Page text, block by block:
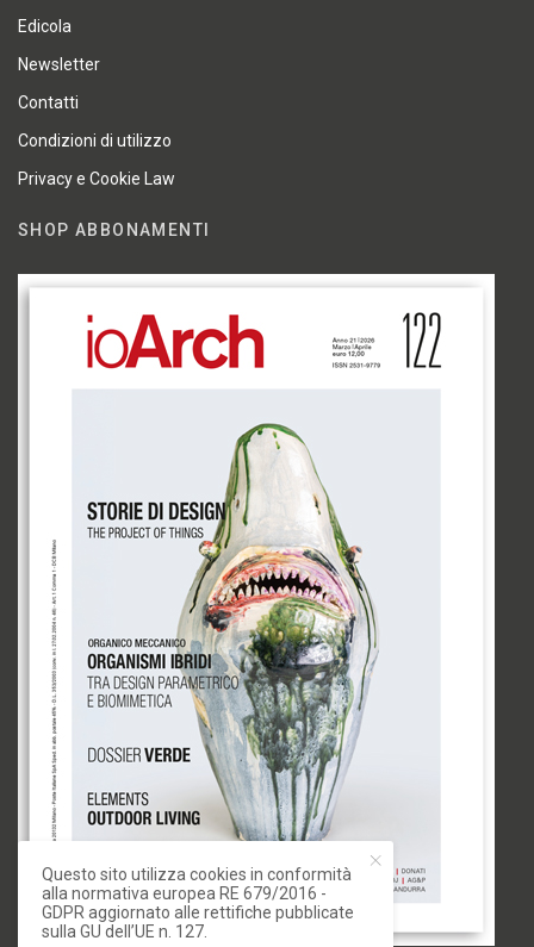
Edicola
Newsletter
Contatti
Condizioni di utilizzo
Privacy e Cookie Law
SHOP ABBONAMENTI
Questo sito utilizza cookies in conformità
alla normativa europea RE 679/2016 -
GDPR aggiornato alle rettifiche pubblicate
sulla GU dell’UE n. 127.